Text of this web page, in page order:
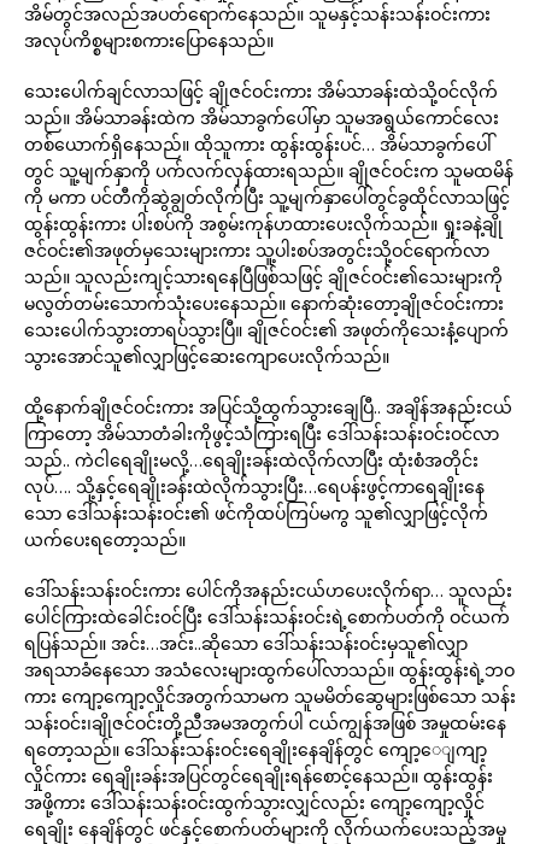
အိမ်တွင်အလည်အပတ်ရောက်နေသည်။ သူမနှင့်သန်းသန်းဝင်းကား
အလုပ်ကိစ္စများစကားပြောနေသည်။
သေးပေါက်ချင်လာသဖြင့် ချိုဇင်ဝင်းကား အိမ်သာခန်းထဲသို့ဝင်လိုက်
သည်။ အိမ်သာခန်းထဲက အိမ်သာခွက်ပေါ်မှာ သူမအရွယ်ကောင်လေး
တစ်ယောက်ရှိနေသည်။ ထိုသူကား ထွန်းထွန်းပင်… အိမ်သာခွက်ပေါ်
တွင် သူ့မျက်နှာကို ပက်လက်လှန်ထားရသည်။ ချိုဇင်ဝင်းက သူမထမိန်
ကို မကာ ပင်တီကိုဆွဲချွတ်လိုက်ပြီး သူ့မျက်နှာပေါ်တွင်ခွထိုင်လာသဖြင့်
ထွန်းထွန်းကား ပါးစပ်ကို အစွမ်းကုန်ဟထားပေးလိုက်သည်။ ရှုးခနဲ့ချို
ဇင်ဝင်း၏အဖုတ်မှသေးများကား သူ့ပါးစပ်အတွင်းသို့ဝင်ရောက်လာ
သည်။ သူလည်းကျင့်သားရနေပြီဖြစ်သဖြင့် ချိုဇင်ဝင်း၏သေးများကို
မလွတ်တမ်းသောက်သုံးပေးနေသည်။ နောက်ဆုံးတော့ချိုဇင်ဝင်းကား
သေးပေါက်သွားတာရပ်သွားပြီ။ ချိုဇင်ဝင်း၏ အဖုတ်ကိုသေးနံ့ပျောက်
သွားအောင်သူ၏လျှာဖြင့်ဆေးကျောပေးလိုက်သည်။
ထို့နောက်ချိုဇင်ဝင်းကား အပြင်သို့ထွက်သွားချေပြီ.. အချိန်အနည်းငယ်
ကြာတော့ အိမ်သာတံခါးကိုဖွင့်သံကြားရပြီး ဒေါ်သန်းသန်းဝင်းဝင်လာ
သည်.. ကဲငါရေချိုးမလို့…ရေချိုးခန်းထဲလိုက်လာပြီး ထုံးစံအတိုင်း
လုပ်…. သို့နှင့်ရေချိုးခန်းထဲလိုက်သွားပြီး…ရေပန်းဖွင့်ကာရေချိုးနေ
သော ဒေါ်သန်းသန်းဝင်း၏ ဖင်ကိုထပ်ကြပ်မကွ သူ၏လျှာဖြင့်လိုက်
ယက်ပေးရတော့သည်။
ဒေါ်သန်းသန်းဝင်းကား ပေါင်ကိုအနည်းငယ်ဟပေးလိုက်ရာ… သူလည်း
ပေါင်ကြားထဲခေါင်းဝင်ပြီး ဒေါ်သန်းသန်းဝင်းရဲ့စောက်ပတ်ကို ဝင်ယက်
ရပြန်သည်။ အင်း…အင်း..ဆိုသော ဒေါ်သန်းသန်းဝင်းမှသူ၏လျှာ
အရသာခံနေသော အသံလေးများထွက်ပေါ်လာသည်။ ထွန်းထွန်းရဲ့ဘဝ
ကား ကျော့ကျော့လှိုင်အတွက်သာမက သူမမိတ်ဆွေများဖြစ်သော သန်း
သန်းဝင်း၊ချိုဇင်ဝင်းတို့ညီအမအတွက်ပါ ငယ်ကျွန်အဖြစ် အမှုထမ်းနေ
ရတော့သည်။ ဒေါ်သန်းသန်းဝင်းရေချိုးနေချိန်တွင် ကျော့ေျကျာ့
လှိုင်ကား ရေချိုးခန်းအပြင်တွင်ရေချိုးရန်စောင့်နေသည်။ ထွန်းထွန်း
အဖို့ကား ဒေါ်သန်းသန်းဝင်းထွက်သွားလျှင်လည်း ကျော့ကျော့လှိုင်
ရေချိုး နေချိန်တွင် ဖင်နှင့်စောက်ပတ်များကို လိုက်ယက်ပေးသည့်အမှု